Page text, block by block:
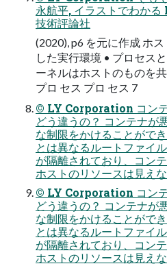
永航平, イラストでわか
技術評論社
(2020), p6 を元に作成 ホ
した実⾏環境 • プロセス
ーネルはホストのものを
プロ セス プロ セス 7
© LY Corporation コンテ
どう違うの？ コンテナが
な制限をかけることがで
とは異なるルートファイ
が隔離されており、コン
ホストのリソースは⾒え
© LY Corporation コンテ
どう違うの？ コンテナが
な制限をかけることがで
とは異なるルートファイ
が隔離されており、コン
ホストのリソースは⾒え